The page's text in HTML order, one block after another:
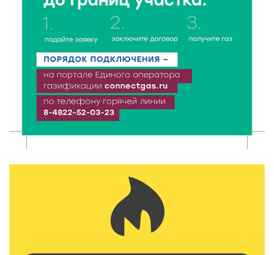
Забыл вещи в транспорте? Рассказываем, что ждёт
пассажиров по новым правилам
8 Авг 2026 12:12 1218
Более 40 миллионов на металлургию получил бизнес
Твери
8 Авг 2026 11:37 409
От теории до практики: в детских лагерях Тверской
Арбуз без риска: на что обратить внимание при
покупке — советы Роскачества
8 Авг 2026 10:21 847